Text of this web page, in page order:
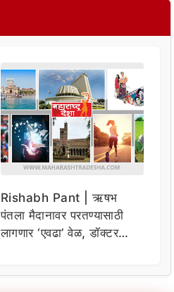
Rishabh Pant | ऋषभ
पंतला मैदानावर परतण्यासाठी
लागणार ‘एवढा’ वेळ, डॉक्टर